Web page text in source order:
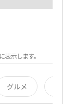
示します。
グルメ